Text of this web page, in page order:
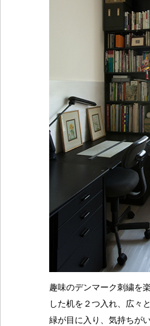
趣味のデンマーク刺繍を
した机を２つ入れ、広々
緑が目に入り、気持ちがい